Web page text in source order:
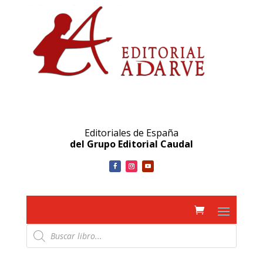
Editoriales de España
del Grupo Editorial Caudal
Búsqueda
de
productos